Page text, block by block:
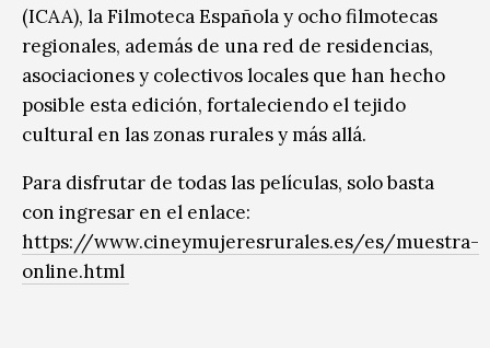
(ICAA), la Filmoteca Española y ocho filmotecas
regionales, además de una red de residencias,
asociaciones y colectivos locales que han hecho
posible esta edición, fortaleciendo el tejido
cultural en las zonas rurales y más allá.
Para disfrutar de todas las películas, solo basta
con ingresar en el enlace:
https://www.cineymujeresrurales.es/es/muestra-
online.html